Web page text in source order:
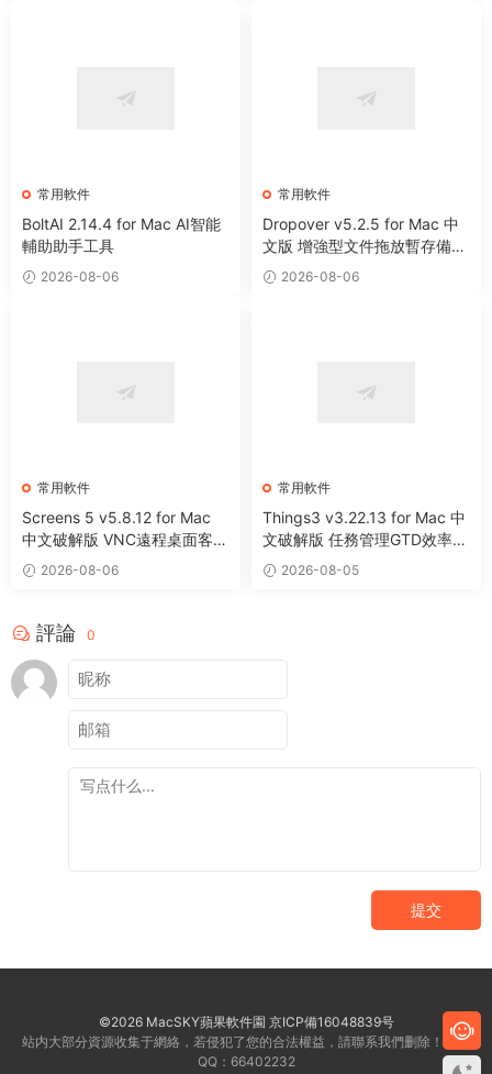
常用軟件
BoltAI 2.14.4 for Mac AI智能
輔助助手工具
2026-08-06
常用軟件
Dropover v5.2.5 for Mac 中
文版 增強型文件拖放暫存備用
整理工具
2026-08-06
常用軟件
Screens 5 v5.8.12 for Mac
中文破解版 VNC遠程桌面客戶
端應用程序
2026-08-06
常用軟件
Things3 v3.22.13 for Mac 中
文破解版 任務管理GTD效率工
具 2026-08-05
評論 0
提交
©2026 MacSKY蘋果軟件園 京ICP備16048839号
站内大部分資源收集于網絡，若侵犯了您的合法權益，請聯系我們删除！客服
QQ：66402232